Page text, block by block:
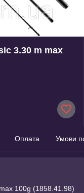
3.30 m max
Оплата Умови
100g (1858.41.98)